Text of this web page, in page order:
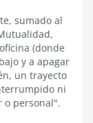
sumado al
(donde
y a apagar
un trayecto
ni
o personal".